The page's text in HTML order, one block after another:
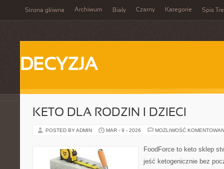
Strona główna Archiwum Biały Czarny Kategorie Spis
DECYZJA
KETO DLA RODZIN I DZIECI
POSTED BY ADMIN MAR - 9 - 2026 MOŻLIWOŚĆ
FoodForce to keto sklep
jeść ketogenicznie bez